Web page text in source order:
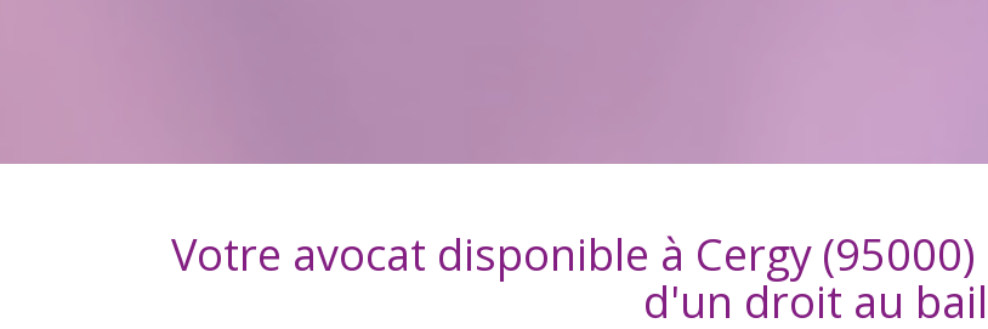
Votre avocat disponible à Cergy (95000)
d'un droit au bail